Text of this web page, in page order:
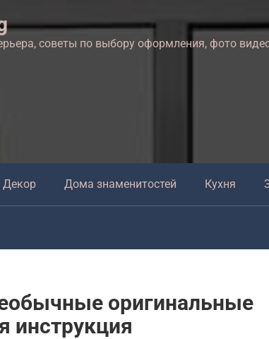
советы по выбору оформления, фото
Декор Дома знаменитостей Кухня
оригинальные
инструкция